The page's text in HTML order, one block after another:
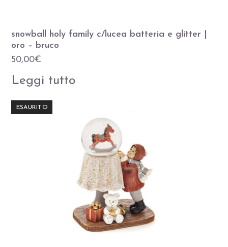
snowball holy family c/lucea batteria e glitter |
oro – bruco
50,00€
Leggi tutto
ESAURITO